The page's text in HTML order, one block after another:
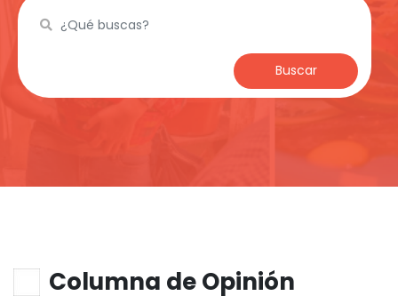
Buscar
Columna de Opinión